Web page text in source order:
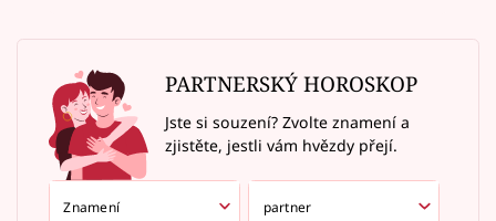
PARTNERSKÝ HOROSKOP
Jste si souzení? Zvolte znamení a
zjistěte, jestli vám hvězdy přejí.